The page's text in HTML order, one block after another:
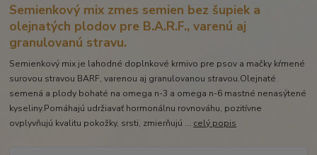
Semienkový mix zmes semien bez šupiek a
olejnatých plodov pre B.A.R.F., varenú aj
granulovanú stravu.
Semienkový mix je lahodné doplnkové krmivo pre psov a mačky kŕmené
surovou stravou BARF, varenou aj granulovanou stravou.Olejnaté
semená a plody bohaté na omega n-3 a omega n-6 mastné nenasýtené
kyseliny.Pomáhajú udržiavať hormonálnu rovnováhu, pozitívne
ovplyvňujú kvalitu pokožky, srsti, zmierňujú ... celý popis